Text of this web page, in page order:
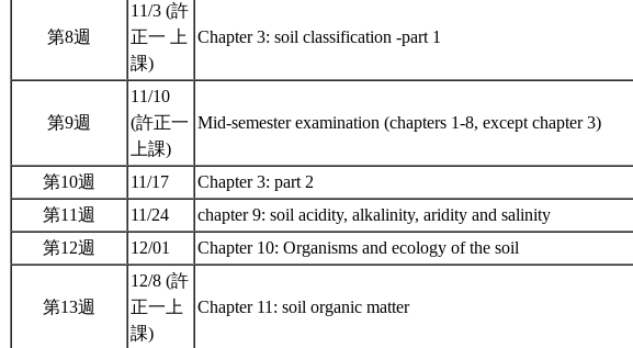
第8週
11/3 (許
正一 上
課)
Chapter 3: soil classification -part 1
第9週
11/10
(許正一
上課)
Mid-semester examination (chapters 1-8, except chapter 3)
第10週 11/17
Chapter 3: part 2
第11週
11/24
chapter 9: soil acidity, alkalinity, aridity and salinity
第12週
12/01 Chapter 10: Organisms and ecology of the soil
第13週
12/8 (許
正一上
課)
Chapter 11: soil organic matter